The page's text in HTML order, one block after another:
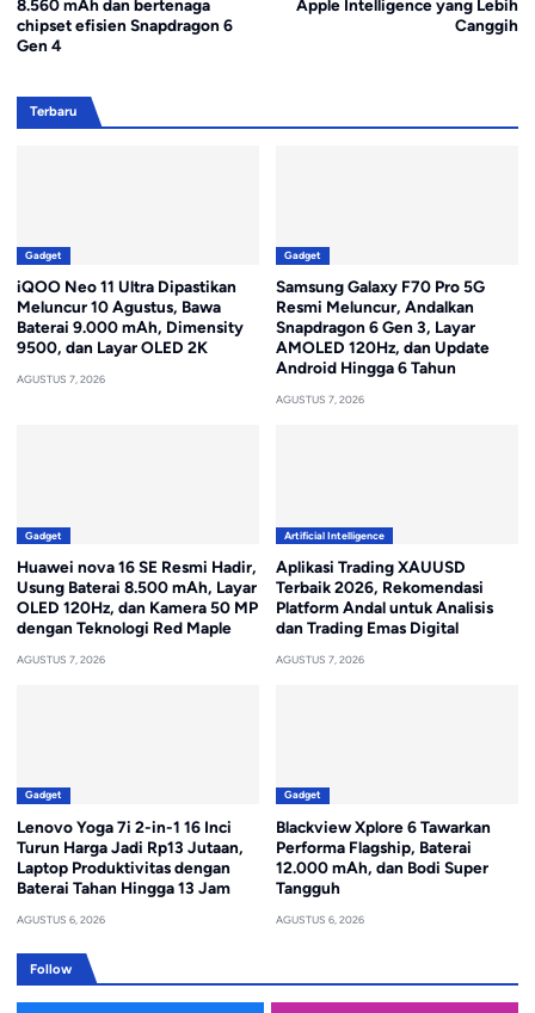
8.560 mAh dan bertenaga
chipset efisien Snapdragon 6
Gen 4
Apple Intelligence yang Lebih
Canggih
Terbaru
Gadget
iQOO Neo 11 Ultra Dipastikan
Meluncur 10 Agustus, Bawa
Baterai 9.000 mAh, Dimensity
9500, dan Layar OLED 2K
AGUSTUS 7, 2026
Gadget
Samsung Galaxy F70 Pro 5G
Resmi Meluncur, Andalkan
Snapdragon 6 Gen 3, Layar
AMOLED 120Hz, dan Update
Android Hingga 6 Tahun
AGUSTUS 7, 2026
Gadget
Huawei nova 16 SE Resmi Hadir,
Usung Baterai 8.500 mAh, Layar
OLED 120Hz, dan Kamera 50 MP
dengan Teknologi Red Maple
AGUSTUS 7, 2026
Artificial Intelligence
Aplikasi Trading XAUUSD
Terbaik 2026, Rekomendasi
Platform Andal untuk Analisis
dan Trading Emas Digital
AGUSTUS 7, 2026
Gadget
Lenovo Yoga 7i 2-in-1 16 Inci
Turun Harga Jadi Rp13 Jutaan,
Laptop Produktivitas dengan
Baterai Tahan Hingga 13 Jam
AGUSTUS 6, 2026
Gadget
Blackview Xplore 6 Tawarkan
Performa Flagship, Baterai
12.000 mAh, dan Bodi Super
Tangguh
AGUSTUS 6, 2026
Follow